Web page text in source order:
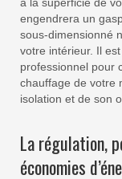
à la superficie de
engendrera un
sous-dimensionné
votre intérieur. Il
professionnel pour
chauffage de votre
isolation et de son
La régulation,
économies